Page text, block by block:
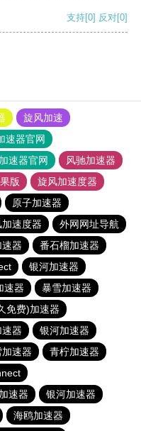
支持[0] 反对[0]
旋风加速
速器官网
速器官网
风驰加速器
版
旋风加速度器
原子加速器
速度器
外网网址导航
器
番石榴加速器
银河加速器
速器
暴雪加速器
免费)加速器
器
银河加速器
速器
青柠加速器
速器
银河加速器
海鸥加速器